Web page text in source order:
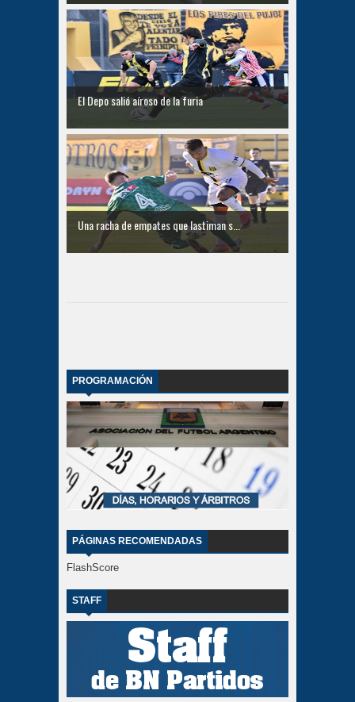
El Depo salió aíroso de la furia
Una racha de empates que lastiman s...
PROGRAMACIÓN
PÁGINAS RECOMENDADAS
FlashScore
STAFF